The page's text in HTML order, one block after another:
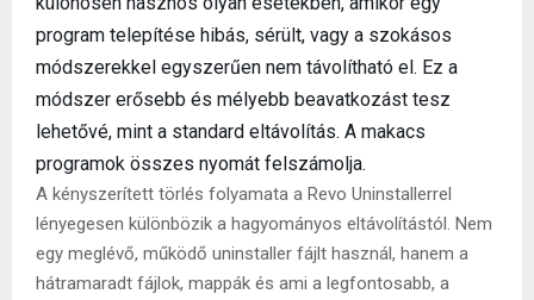
program telepítése hibás, sérült, vagy a szokásos
módszerekkel egyszerűen nem távolítható el. Ez a
módszer erősebb és mélyebb beavatkozást tesz
lehetővé, mint a standard eltávolítás. A makacs
programok összes nyomát felszámolja.
A kényszerített törlés folyamata a Revo Uninstallerrel
lényegesen különbözik a hagyományos eltávolítástól. Nem
egy meglévő, működő uninstaller fájlt használ, hanem a
hátramaradt fájlok, mappák és ami a legfontosabb, a